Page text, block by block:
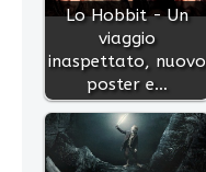
Lo Hobbit - Un
viaggio
inaspettato, nuovo
poster e…